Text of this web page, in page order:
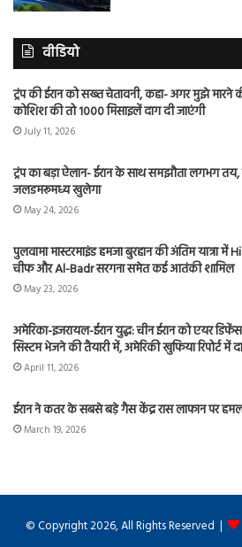
वीडियो
ट्रंप की ईरान को सख्त चेतावनी, कहा- अगर मुझे मारने
कोशिश की तो 1000 मिसाइलें दाग दी जाएंगी
July 11, 2026
ट्रंप का बड़ा ऐलान- ईरान के साथ समझौता लगभग तय,
जलडमरूमध्य खुलेगा
May 24, 2026
पुलवामा मास्टरमाइंड हमजा बुरहान की अंतिम यात्रा में
चीफ और Al-Badr सरगना समेत कई आतंकी शामिल
May 23, 2026
अमेरिका-इजरायल-ईरान युद्ध: चीन ईरान को एयर डिफेंस
सिस्टम भेजने की तैयारी में, अमेरिकी खुफिया रिपोर्ट में
April 11, 2026
ईरान ने कतर के सबसे बड़े गैस केंद्र रास लाफान पर
March 19, 2026
© Copyright 2026, All Rights Reserved |